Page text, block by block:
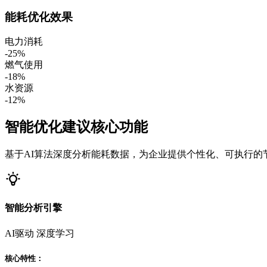
能耗优化效果
电力消耗
-25%
燃气使用
-18%
水资源
-12%
智能优化建议核心功能
基于AI算法深度分析能耗数据，为企业提供个性化、可执行的
智能分析引擎
AI驱动 深度学习
核心特性：